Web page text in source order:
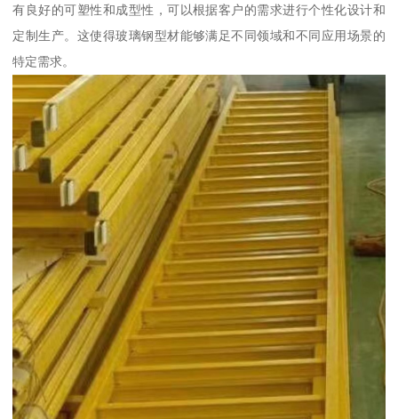
有良好的可塑性和成型性，可以根据客户的需求进行个性化设计和
定制生产。这使得玻璃钢型材能够满足不同领域和不同应用场景的
特定需求。